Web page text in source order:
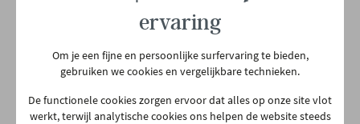
Gewicht 10 kg
03 480 42 26
info@gerowonen.be
Ma
10:00 - 18:30
Di
10:00 - 18:30
ervaring
Om je een fijne en persoonlijke surfervaring te bieden,
gebruiken we cookies en vergelijkbare technieken.
De functionele cookies zorgen ervoor dat alles op onze site vlot
werkt, terwijl analytische cookies ons helpen de website steeds